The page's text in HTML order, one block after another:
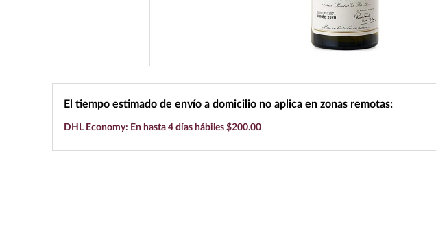
El tiempo estimado de envío a domicilio no aplica en zonas remotas:
DHL Economy: En hasta 4 días hábiles $200.00